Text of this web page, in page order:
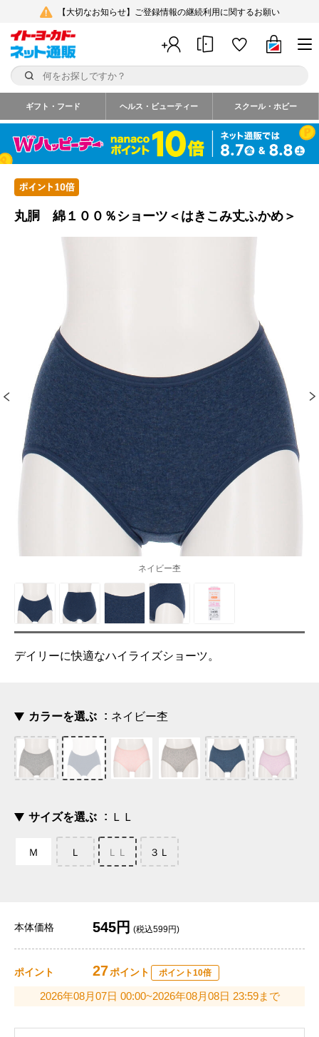
【大切なお知らせ】ご登録情報の継続利用に関するお願い
ギフト・フード ヘルス・ビューティー スクール・ホビー
丸胴 綿１００％ショーツ＜はきこみ丈ふかめ＞
ネイビー杢
デイリーに快適なハイライズショーツ。
カラーを選ぶ ネイビー杢
サイズを選ぶ ＬＬ
Ｍ Ｌ ＬＬ ３Ｌ
本体価格 545円 (税込599円)
ポイント 27ポイント ポイント10倍
2026年08月07日 00:00~2026年08月08日 23:59まで